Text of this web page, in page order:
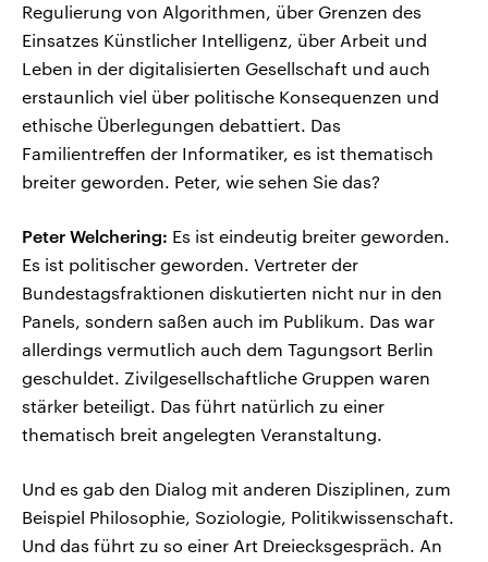
Regulierung von Algorithmen, über Grenzen des
Einsatzes Künstlicher Intelligenz, über Arbeit und
Leben in der digitalisierten Gesellschaft und auch
erstaunlich viel über politische Konsequenzen und
ethische Überlegungen debattiert. Das
Familientreffen der Informatiker, es ist thematisch
breiter geworden. Peter, wie sehen Sie das?
Peter Welchering: Es ist eindeutig breiter geworden.
Es ist politischer geworden. Vertreter der
Bundestagsfraktionen diskutierten nicht nur in den
Panels, sondern saßen auch im Publikum. Das war
allerdings vermutlich auch dem Tagungsort Berlin
geschuldet. Zivilgesellschaftliche Gruppen waren
stärker beteiligt. Das führt natürlich zu einer
thematisch breit angelegten Veranstaltung.
Und es gab den Dialog mit anderen Disziplinen, zum
Beispiel Philosophie, Soziologie, Politikwissenschaft.
Und das führt zu so einer Art Dreiecksgespräch. An